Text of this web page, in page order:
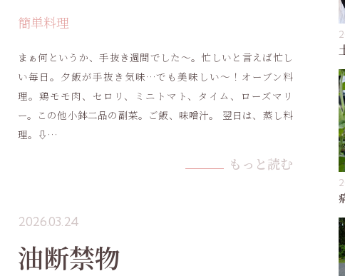
簡単料理
まぁ何というか、手抜き週間でした～。忙しいと言えば忙し
い毎日。夕飯が手抜き気味…でも美味しい〜！オーブン料
理。鶏モモ肉、セロリ、ミニトマト、タイム、ローズマリ
ー。この他小鉢二品の副菜。ご飯、味噌汁。 翌日は、蒸し料
理。⇩…
もっと読む
2026.03.24
油断禁物